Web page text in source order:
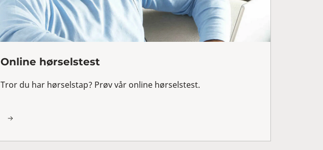
Online hørselstest
Tror du har hørselstap? Prøv vår online hørselstest.